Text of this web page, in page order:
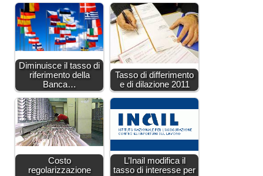
Diminuisce il tasso di
riferimento della
Banca…
Tasso di differimento
e di dilazione 2011
Costo
regolarizzazione
L’Inail modifica il
tasso di interesse per